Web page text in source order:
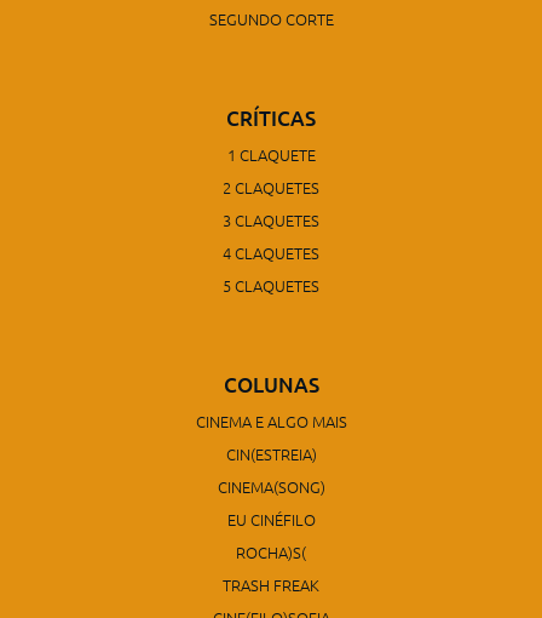
SEGUNDO CORTE
CRÍTICAS
1 CLAQUETE
2 CLAQUETES
3 CLAQUETES
4 CLAQUETES
5 CLAQUETES
COLUNAS
CINEMA E ALGO MAIS
CIN(ESTREIA)
CINEMA(SONG)
EU CINÉFILO
ROCHA)S(
TRASH FREAK